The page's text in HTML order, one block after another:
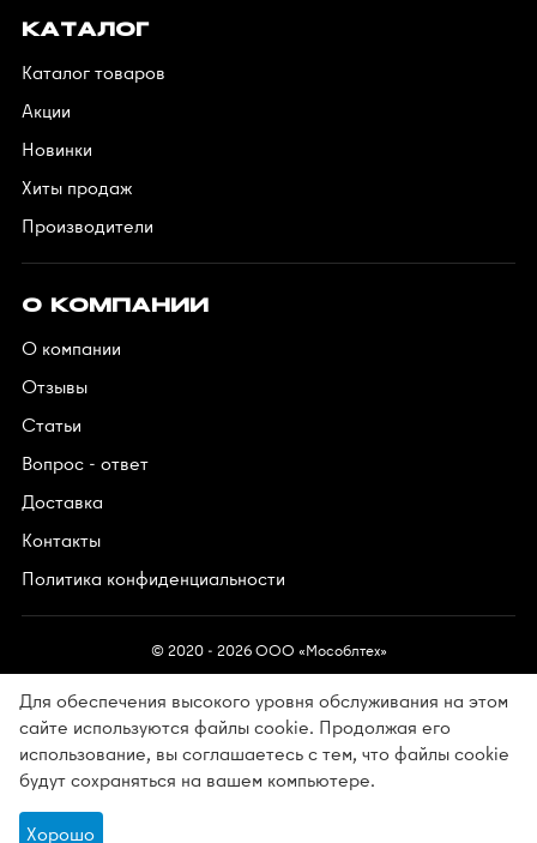
КАТАЛОГ
Каталог товаров
Акции
Новинки
Хиты продаж
Производители
О КОМПАНИИ
О компании
Отзывы
Статьи
Вопрос - ответ
Доставка
Контакты
Политика конфиденциальности
© 2020 - 2026 OOO «Мособлтех»
Разработано в АйПи5
Для обеспечения высокого уровня обслуживания на этом
сайте используются файлы cookie. Продолжая его
использование, вы соглашаетесь с тем, что файлы cookie
будут сохраняться на вашем компьютере.
Хорошо